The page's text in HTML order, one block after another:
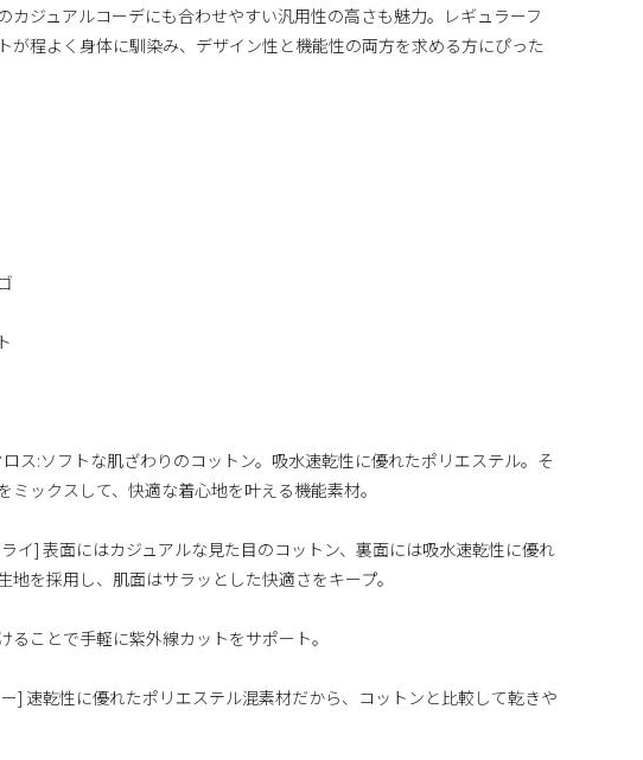
カジュアルコーデにも合わせやすい汎用性の高さも魅力。レギュラーフ
が程よく身体に馴染み、デザイン性と機能性の両方を求める方にぴった
ス:ソフトな肌ざわりのコットン。吸水速乾性に優れたポリエステル。そ
ミックスして、快適な着心地を叶える機能素材。
イ] 表面にはカジュアルな見た目のコットン、裏面には吸水速乾性に優れ
地を採用し、肌面はサラッとした快適さをキープ。
ることで手軽に紫外線カットをサポート。
] 速乾性に優れたポリエステル混素材だから、コットンと比較して乾きや